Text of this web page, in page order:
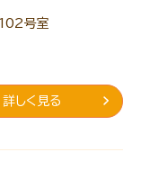
号室
詳しく見る